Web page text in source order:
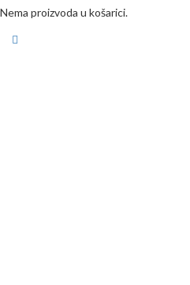
Nema proizvoda u košarici.